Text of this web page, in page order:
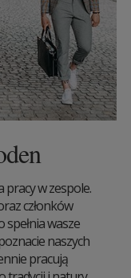
w zespole.
członków
spełnia wasze
naszych
pracują